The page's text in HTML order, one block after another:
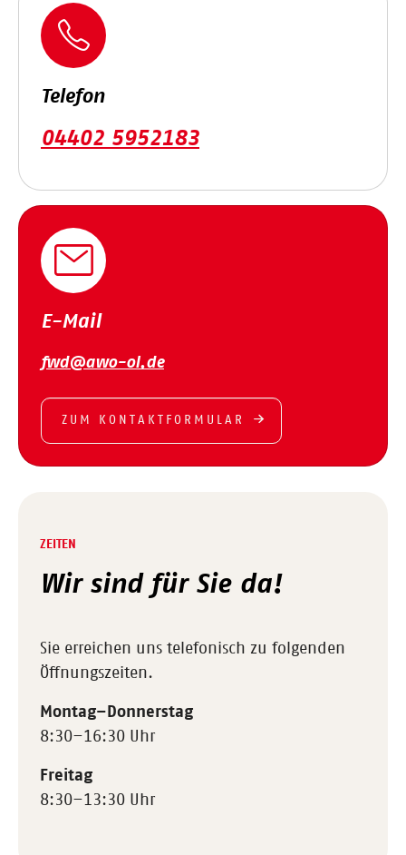
Telefon
04402 5952183
E-Mail
fwd@awo-ol.de
ZUM KONTAKTFORMULAR
ZEITEN
Wir sind für Sie da!
Sie erreichen uns telefonisch zu folgenden
Öffnungszeiten.
Montag–Donnerstag
8:30–16:30 Uhr
Freitag
8:30–13:30 Uhr